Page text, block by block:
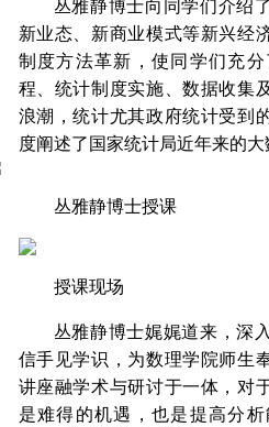
丛雅静博士向同学们介绍
新业态、新商业模式等新兴经
制度方法革新，使同学们充
程、统计制度实施、数据收集
浪潮，统计尤其政府统计受到
度阐述了国家统计局近年来的大
丛雅静博士授课
授课现场
丛雅静博士娓娓道来，深
信手见学识，为数理学院师生
讲座融学术与研讨于一体，对
是难得的机遇，也是提高分